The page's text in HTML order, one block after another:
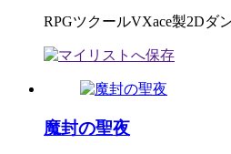
RPGツクールVXace製2Dダ
魔封の聖夜